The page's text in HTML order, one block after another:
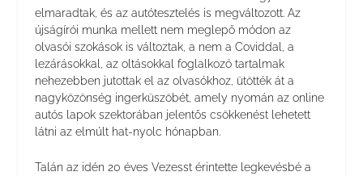
elmaradtak, és az autótesztelés is megváltozott. Az
újságírói munka mellett nem meglepő módon az
olvasói szokások is változtak, a nem a Coviddal, a
lezárásokkal, az oltásokkal foglalkozó tartalmak
nehezebben jutottak el az olvasókhoz, ütötték át a
nagyközönség ingerküszöbét, amely nyomán az online
autós lapok szektorában jelentős csökkenést lehetett
látni az elmúlt hat-nyolc hónapban.
Talán az idén 20 éves Vezesst érintette legkevésbé a